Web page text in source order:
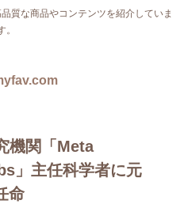
質な商品やコンテンツを紹介していま
。
機関「Meta
」主任科学者に元
命